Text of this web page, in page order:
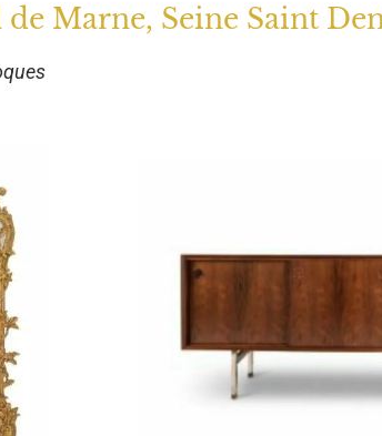
de Marne, Seine Saint